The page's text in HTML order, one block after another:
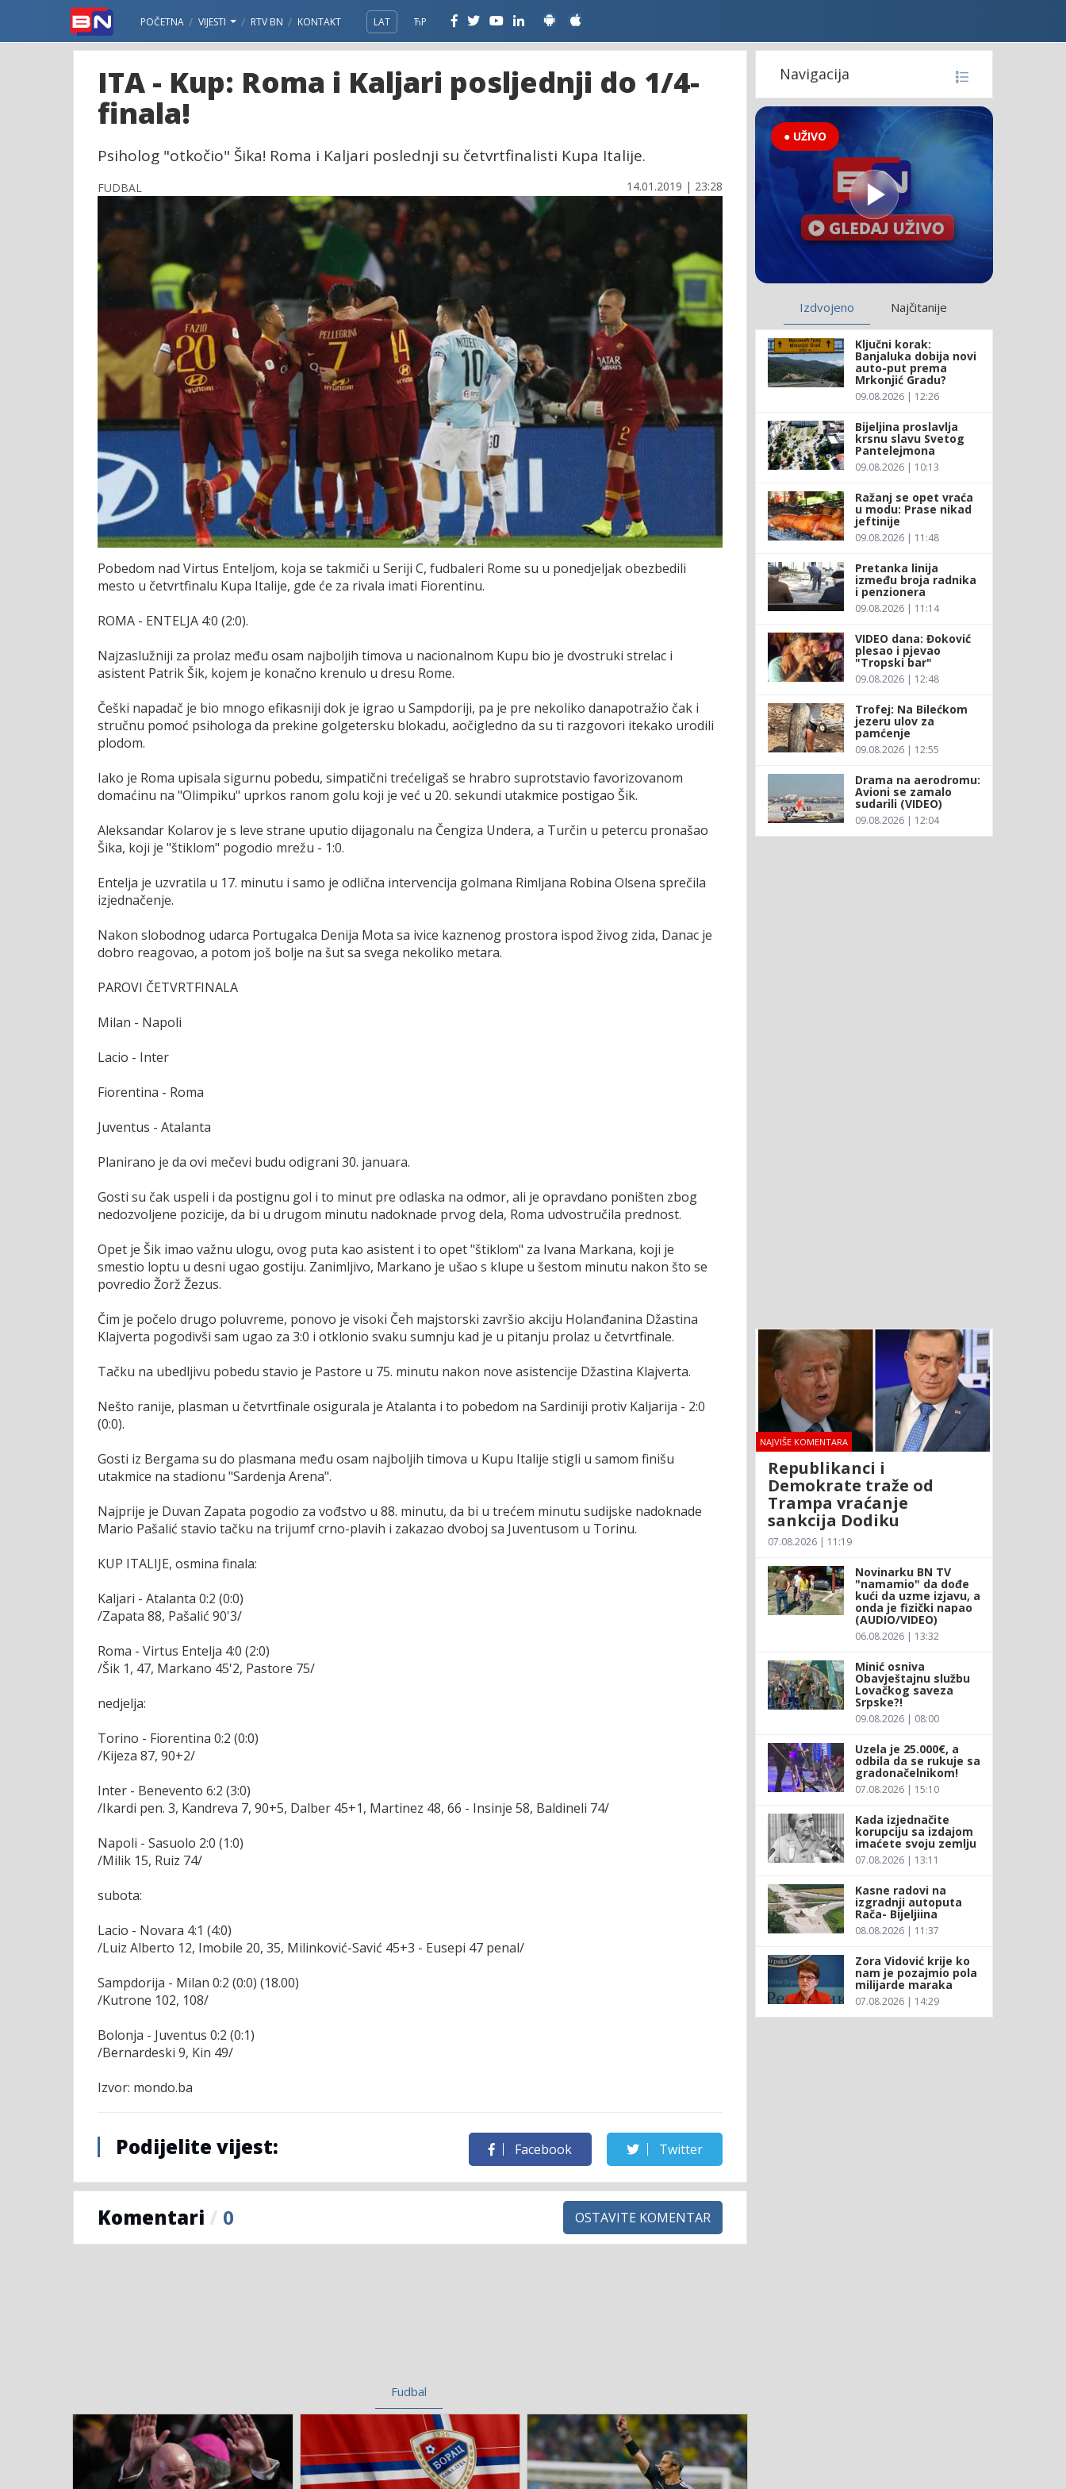
POČETNA VIJESTI RTV BN KONTAKT LAT ЋР
ITA - Kup: Roma i Kaljari posljednji do 1/4-
finala!
Psiholog "otkočio" Šika! Roma i Kaljari poslednji su četvrtfinalisti Kupa Italije.
FUDBAL 14.01.2019 | 23:28
Pobedom nad Virtus Enteljom, koja se takmiči u Seriji C, fudbaleri Rome su u ponedjeljak obezbedili
mesto u četvrtfinalu Kupa Italije, gde će za rivala imati Fiorentinu.
ROMA - ENTELJA 4:0 (2:0).
Najzaslužniji za prolaz među osam najboljih timova u nacionalnom Kupu bio je dvostruki strelac i
asistent Patrik Šik, kojem je konačno krenulo u dresu Rome.
Češki napadač je bio mnogo efikasniji dok je igrao u Sampdoriji, pa je pre nekoliko danapotražio čak i
stručnu pomoć psihologa da prekine golgetersku blokadu, aočigledno da su ti razgovori itekako urodili
plodom.
Iako je Roma upisala sigurnu pobedu, simpatični trećeligaš se hrabro suprotstavio favorizovanom
domaćinu na "Olimpiku" uprkos ranom golu koji je već u 20. sekundi utakmice postigao Šik.
Aleksandar Kolarov je s leve strane uputio dijagonalu na Čengiza Undera, a Turčin u petercu pronašao
Šika, koji je "štiklom" pogodio mrežu - 1:0.
Entelja je uzvratila u 17. minutu i samo je odlična intervencija golmana Rimljana Robina Olsena sprečila
izjednačenje.
Nakon slobodnog udarca Portugalca Denija Mota sa ivice kaznenog prostora ispod živog zida, Danac je
dobro reagovao, a potom još bolje na šut sa svega nekoliko metara.
PAROVI ČETVRTFINALA
Milan - Napoli
Lacio - Inter
Fiorentina - Roma
Juventus - Atalanta
Planirano je da ovi mečevi budu odigrani 30. januara.
Gosti su čak uspeli i da postignu gol i to minut pre odlaska na odmor, ali je opravdano poništen zbog
nedozvoljene pozicije, da bi u drugom minutu nadoknade prvog dela, Roma udvostručila prednost.
Opet je Šik imao važnu ulogu, ovog puta kao asistent i to opet "štiklom" za Ivana Markana, koji je
smestio loptu u desni ugao gostiju. Zanimljivo, Markano je ušao s klupe u šestom minutu nakon što se
povredio Žorž Žezus.
Čim je počelo drugo poluvreme, ponovo je visoki Čeh majstorski završio akciju Holanđanina Džastina
Klajverta pogodivši sam ugao za 3:0 i otklonio svaku sumnju kad je u pitanju prolaz u četvrtfinale.
Tačku na ubedljivu pobedu stavio je Pastore u 75. minutu nakon nove asistencije Džastina Klajverta.
Nešto ranije, plasman u četvrtfinale osigurala je Atalanta i to pobedom na Sardiniji protiv Kaljarija - 2:0
(0:0).
Gosti iz Bergama su do plasmana među osam najboljih timova u Kupu Italije stigli u samom finišu
utakmice na stadionu "Sardenja Arena".
Najprije je Duvan Zapata pogodio za vođstvo u 88. minutu, da bi u trećem minutu sudijske nadoknade
Mario Pašalić stavio tačku na trijumf crno-plavih i zakazao dvoboj sa Juventusom u Torinu.
KUP ITALIJE, osmina finala:
Kaljari - Atalanta 0:2 (0:0)
/Zapata 88, Pašalić 90'3/
Roma - Virtus Entelja 4:0 (2:0)
/Šik 1, 47, Markano 45'2, Pastore 75/
nedjelja:
Torino - Fiorentina 0:2 (0:0)
/Kijeza 87, 90+2/
Inter - Benevento 6:2 (3:0)
/Ikardi pen. 3, Kandreva 7, 90+5, Dalber 45+1, Martinez 48, 66 - Insinje 58, Baldineli 74/
Napoli - Sasuolo 2:0 (1:0)
/Milik 15, Ruiz 74/
subota:
Lacio - Novara 4:1 (4:0)
/Luiz Alberto 12, Imobile 20, 35, Milinković-Savić 45+3 - Eusepi 47 penal/
Sampdorija - Milan 0:2 (0:0) (18.00)
/Kutrone 102, 108/
Bolonja - Juventus 0:2 (0:1)
/Bernardeski 9, Kin 49/
Izvor: mondo.ba
Podijelite vijest: Facebook Twitter
Komentari / 0 OSTAVITE KOMENTAR
Fudbal
Navigacija
● UŽIVO
Izdvojeno Najčitanije
Ključni korak:
Banjaluka dobija novi
auto-put prema
Mrkonjić Gradu?
09.08.2026 | 12:26
Bijeljina proslavlja
krsnu slavu Svetog
Pantelejmona
09.08.2026 | 10:13
Ražanj se opet vraća
u modu: Prase nikad
jeftinije
09.08.2026 | 11:48
Pretanka linija
između broja radnika
i penzionera
09.08.2026 | 11:14
VIDEO dana: Đoković
plesao i pjevao
"Tropski bar"
09.08.2026 | 12:48
Trofej: Na Bilećkom
jezeru ulov za
pamćenje
09.08.2026 | 12:55
Drama na aerodromu:
Avioni se zamalo
sudarili (VIDEO)
09.08.2026 | 12:04
NAJVIŠE KOMENTARA
Republikanci i
Demokrate traže od
Trampa vraćanje
sankcija Dodiku
07.08.2026 | 11:19
Novinarku BN TV
"namamio" da dođe
kući da uzme izjavu, a
onda je fizički napao
(AUDIO/VIDEO)
06.08.2026 | 13:32
Minić osniva
Obavještajnu službu
Lovačkog saveza
Srpske?!
09.08.2026 | 08:00
Uzela je 25.000€, a
odbila da se rukuje sa
gradonačelnikom!
07.08.2026 | 15:10
Kada izjednačite
korupciju sa izdajom
imaćete svoju zemlju
07.08.2026 | 13:11
Kasne radovi na
izgradnji autoputa
Rača- Bijeljiina
08.08.2026 | 11:37
Zora Vidović krije ko
nam je pozajmio pola
milijarde maraka
07.08.2026 | 14:29